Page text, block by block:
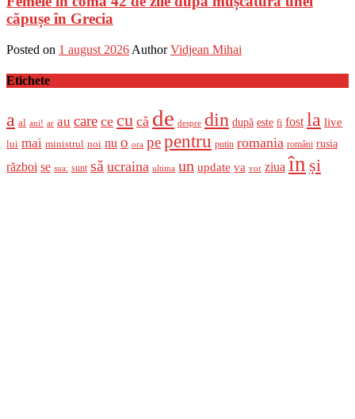
căpușe în Grecia
Posted on 1 august 2026 Author Vidjean Mihai
Etichete
a al ani! ar au care ce cu că de despre din după este fi fost la live
lui mai ministrul noi nu o ora pepentru putin romania români rusia
război se sua: sunt să ucraina ultima un update va vor ziua în și